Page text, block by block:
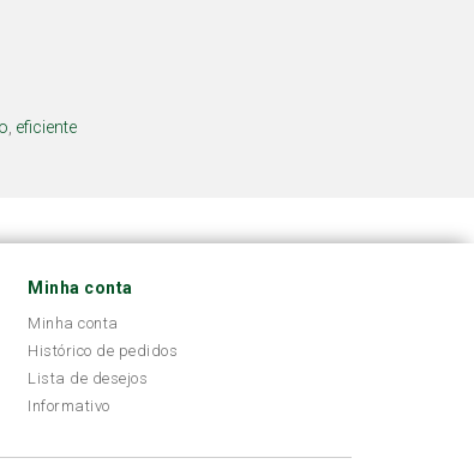
eficiente
Minha conta
Minha conta
Histórico de pedidos
Lista de desejos
Informativo